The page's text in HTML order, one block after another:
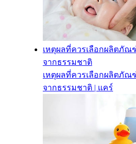
เหตุผลที่ควรเลือกผลิตภัณ
จากธรรมชาติ
เหตุผลที่ควรเลือกผลิตภัณ
จากธรรมชาติ | แคร์